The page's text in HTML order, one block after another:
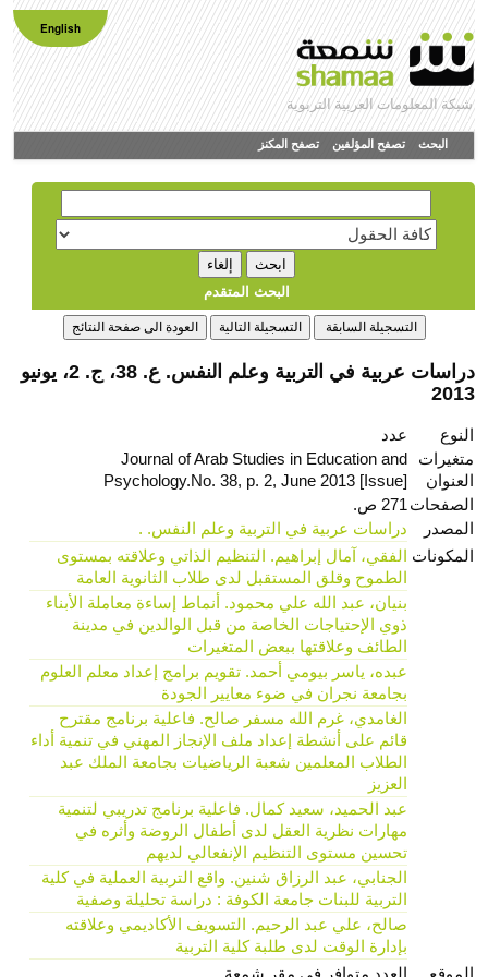
English
شبكة المعلومات العربية التربوية
البحث تصفح المؤلفين تصفح المكنز
البحث المتقدم
دراسات عربية في التربية وعلم النفس. ع. 38، ج. 2، يونيو
2013
النوع
عدد
متغيرات
العنوان
Journal of Arab Studies in Education and
Psychology.No. 38, p. 2, June 2013 [Issue]
الصفحات 271 ص.
المصدر
دراسات عربية في التربية وعلم النفس. .
المكونات الفقي، آمال إبراهيم. التنظیم الذاتي وعلاقته بمستوى
الطموح وقلق المستقبل لدى طلاب الثانویة العامة
بنيان، عبد الله علي محمود. أنماط إساءة معاملة الأبناء
ذوي الإحتیاجات الخاصة من قبل الوالدین في مدینة
الطائف وعلاقتها ببعض المتغیرات
عبده، ياسر بيومي أحمد. تقویم برامج إعداد معلم العلوم
بجامعة نجران في ضوء معاییر الجودة
الغامدي، غرم الله مسفر صالح. فاعلیة برنامج مقترح
قائم على أنشطة إعداد ملف الإنجاز المهني في تنمیة أداء
الطلاب المعلمین شعبة الریاضیات بجامعة الملك عبد
العزیز
عبد الحميد، سعيد كمال. فاعلیة برنامج تدريبي لتنمیة
مهارات نظریة العقل لدى أطفال الروضة وأثره في
تحسین مستوى التنظیم الإنفعالي لدیهم
الجنابي، عبد الرزاق شنين. واقع التربیة العملیة في كلیة
التربیة للبنات جامعة الكوفة : دراسة تحلیلة وصفیة
صالح، علي عبد الرحيم. التسویف الأکادیمي وعلاقته
بإدارة الوقت لدى طلبة كلیة التربیة